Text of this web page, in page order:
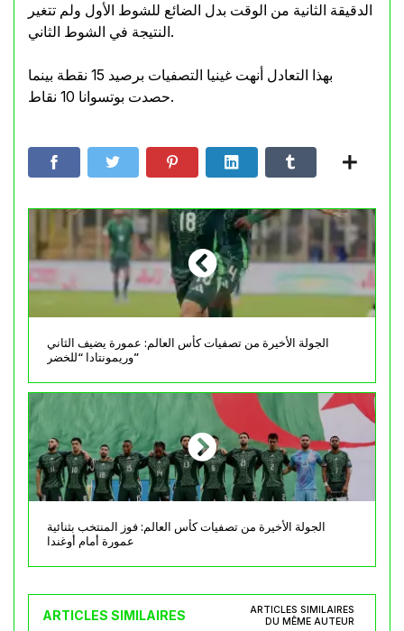
الدقيقة الثانية من الوقت بدل الضائع للشوط الأول ولم تتغير
النتيجة في الشوط الثاني.
بهذا التعادل أنهت غينيا التصفيات برصيد 15 نقطة بينما
حصدت بوتسوانا 10 نقاط.
الجولة الأخيرة من تصفيات كأس العالم: عمورة يضيف الثاني
وريمونتادا “للخضر”
الجولة الأخيرة من تصفيات كأس العالم: فوز المنتخب بثنائية
عمورة أمام أوغندا
ARTICLES SIMILAIRES
ARTICLES SIMILAIRES
DU MÊME AUTEUR